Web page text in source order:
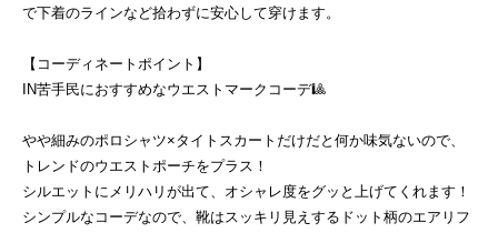
で下着のラインなど拾わずに安心して穿けます。
【コーディネートポイント】
IN苦手民におすすめなウエストマークコーデ🎱
やや細みのポロシャツ×タイトスカートだけだと何か味気ないので、
トレンドのウエストポーチをプラス！
シルエットにメリハリが出て、オシャレ度をグッと上げてくれます！
シンプルなコーデなので、靴はスッキリ見えするドット柄のエアリフ